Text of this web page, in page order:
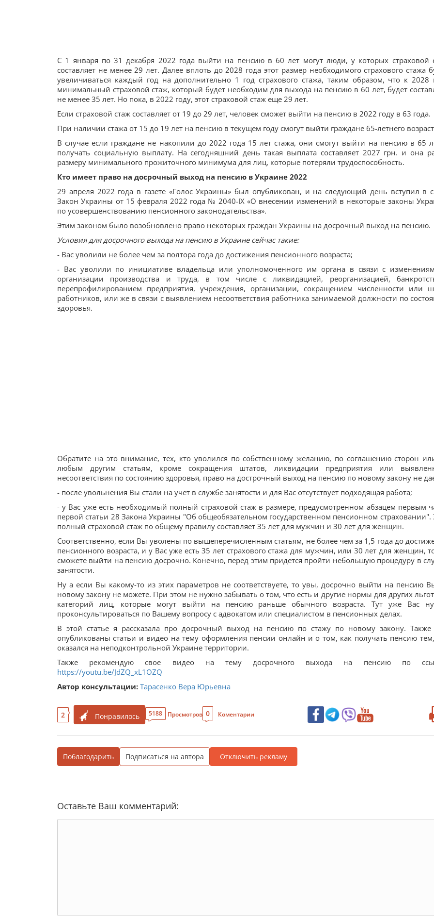
С 1 января по 31 декабря 2022 года выйти на пенсию в 60 лет могут люди, у которых страховой
составляет не менее 29 лет. Далее вплоть до 2028 года этот размер необходимого страхового стажа
увеличиваться каждый год на дополнительно 1 год страхового стажа, таким образом, что к 2028
минимальный страховой стаж, который будет необходим для выхода на пенсию в 60 лет, будет
не менее 35 лет. Но пока, в 2022 году, этот страховой стаж еще 29 лет.
Если страховой стаж составляет от 19 до 29 лет, человек сможет выйти на пенсию в 2022 году в 63 года.
При наличии стажа от 15 до 19 лет на пенсию в текущем году смогут выйти граждане 65-летнего
В случае если граждане не накопили до 2022 года 15 лет стажа, они смогут выйти на пенсию в 65
получать социальную выплату. На сегодняшний день такая выплата составляет 2027 грн. и она
размеру минимального прожиточного минимума для лиц, которые потеряли трудоспособность.
Кто имеет право на досрочный выход на пенсию в Украине 2022
29 апреля 2022 года в газете «Голос Украины» был опубликован, и на следующий день вступил в
Закон Украины от 15 февраля 2022 года № 2040-ІХ «О внесении изменений в некоторые законы
по усовершенствованию пенсионного законодательства».
Этим законом было возобновлено право некоторых граждан Украины на досрочный выход на пенсию.
Условия для досрочного выхода на пенсию в Украине сейчас такие:
- Вас уволили не более чем за полтора года до достижения пенсионного возраста;
- Вас уволили по инициативе владельца или уполномоченного им органа в связи с
организации производства и труда, в том числе с ликвидацией, реорганизацией,
перепрофилированием предприятия, учреждения, организации, сокращением численности или
работников, или же в связи с выявлением несоответствия работника занимаемой должности по
здоровья.
Обратите на это внимание, тех, кто уволился по собственному желанию, по соглашению сторон
любым другим статьям, кроме сокращения штатов, ликвидации предприятия или
несоответствия по состоянию здоровья, право на дострочный выход на пенсию по новому закону не
- после увольнения Вы стали на учет в службе занятости и для Вас отсутствует подходящая работа;
- у Вас уже есть необходимый полный страховой стаж в размере, предусмотренном абзацем первым
первой статьи 28 Закона Украины "Об общеобязательном государственном пенсионном страховании".
полный страховой стаж по общему правилу составляет 35 лет для мужчин и 30 лет для женщин.
Соответственно, если Вы уволены по вышеперечисленным статьям, не более чем за 1,5 года до
пенсионного возраста, и у Вас уже есть 35 лет страхового стажа для мужчин, или 30 лет для женщин,
сможете выйти на пенсию досрочно. Конечно, перед этим придется пройти небольшую процедуру в
занятости.
Ну а если Вы какому-то из этих параметров не соответствуете, то увы, досрочно выйти на пенсию
новому закону не можете. При этом не нужно забывать о том, что есть и другие нормы для других
категорий лиц, которые могут выйти на пенсию раньше обычного возраста. Тут уже Вас
проконсультироваться по Вашему вопросу с адвокатом или специалистом в пенсионных делах.
В этой статье я рассказала про досрочный выход на пенсию по стажу по новому закону.
опубликованы статьи и видео на тему оформления пенсии онлайн и о том, как получать пенсию
оказался на неподконтрольной Украине территории.
Также рекомендую свое видео на тему досрочного выхода на пенсию по
https://youtu.be/JdZQ_xL1OZQ
Автор консультации: Тарасенко Вера Юрьевна
2 Понравилось 5188 Просмотров 0 Коментарии
Поблагодарить Подписаться на автора Отключить рекламу
Оставьте Ваш комментарий: